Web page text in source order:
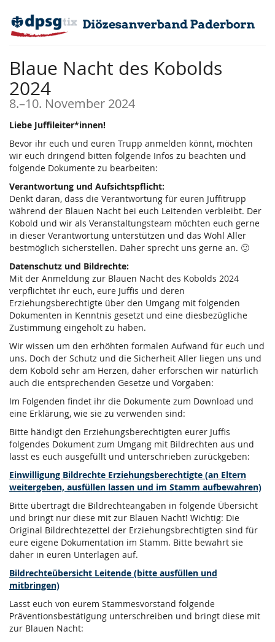
Haupt-
Inhalt
Blaue Nacht des Kobolds
2024
8.–bis
10. November 2024
Liebe Juffileiter*innen!
Bevor ihr euch und euren Trupp anmelden könnt, möchten
wir euch dringend bitten folgende Infos zu beachten und
folgende Dokumente zu bearbeiten:
Verantwortung und Aufsichtspflicht:
Denkt daran, dass die Verantwortung für euren Juffitrupp
während der Blauen Nacht bei euch Leitenden verbleibt. Der
Kobold und wir als Veranstaltungsteam möchten euch gerne
in dieser Verantwortung unterstützen und das Wohl Aller
bestmöglich sicherstellen. Daher sprecht uns gerne an. 🙂
Datenschutz und Bildrechte:
Mit der Anmeldung zur Blauen Nacht des Kobolds 2024
verpflichtet ihr euch, eure Juffis und deren
Erziehungsberechtigte über den Umgang mit folgenden
Dokumenten in Kenntnis gesetzt und eine diesbezügliche
Zustimmung eingeholt zu haben.
Wir wissen um den erhöhten formalen Aufwand für euch und
uns. Doch der Schutz und die Sicherheit Aller liegen uns und
dem Kobold sehr am Herzen, daher erforschen wir natürlich
auch die entsprechenden Gesetze und Vorgaben:
Im Folgenden findet ihr die Dokumente zum Download und
eine Erklärung, wie sie zu verwenden sind:
Bitte händigt den Erziehungsberechtigten eurer Juffis
folgendes Dokument zum Umgang mit Bildrechten aus und
lasst es euch ausgefüllt und unterschrieben zurückgeben:
Einwilligung Bildrechte Erziehungsberechtigte (an Eltern
weitergeben, ausfüllen lassen und im Stamm aufbewahren)
Bitte übertragt die Bildrechteangaben in folgende Übersicht
und bringt nur diese mit zur Blauen Nacht! Wichtig: Die
Original Bildrechtezettel der Erziehungsbrechtigten sind für
eure eigene Dokumentation im Stamm. Bitte bewahrt sie
daher in euren Unterlagen auf.
Bildrechteübersicht Leitende (bitte ausfüllen und
mitbringen)
Lasst euch von eurem Stammesvorstand folgende
Präventionsbestätigung unterschreiben und bringt diese mit
zur Blauen Nacht: